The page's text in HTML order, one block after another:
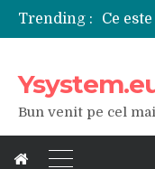
Trending :
Bun venit pe cel